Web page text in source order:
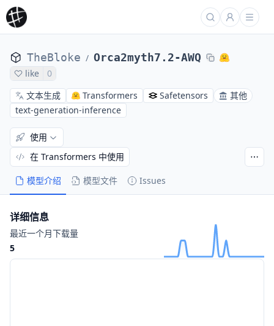
TheBloke / Orca2myth7.2-AWQ
like
0
文本生成
Transformers Safetensors
其他
text-generation-inference
模型介绍 模型文件 Issues
使用
在 Transformers 中使用
详细信息
最近一个月下载量
5